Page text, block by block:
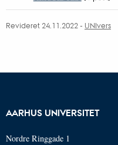
Revideret 24.11.2022- UNIvers
AARHUS UNIVERSITET
Nordre Ringgade 1